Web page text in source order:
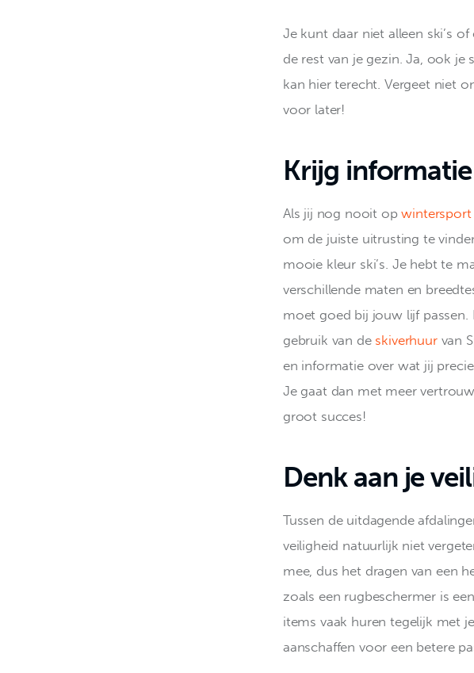
Je kunt daar niet alleen ski’s
de rest van je gezin. Ja, ook je
kan hier terecht. Vergeet niet
voor later!
Krijg
Als jij nog nooit op wintersport
om de juiste uitrusting te
mooie kleur ski’s. Je hebt te
verschillende maten en
moet goed bij jouw lijf passen.
gebruik van de skiverhuur van
en informatie over wat jij
Je gaat dan met meer
groot succes!
Denk aan je
Tussen de uitdagende
veiligheid natuurlijk niet
mee, dus het dragen van een
zoals een rugbeschermer is
items vaak huren tegelijk met
aanschaffen voor een betere